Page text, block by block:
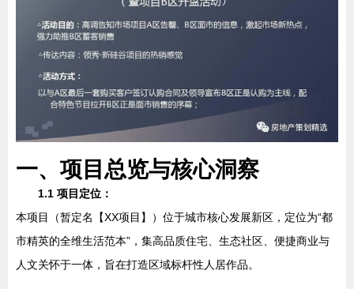
一、项目总览与核心洞察
1.1 项目定位：
本项目（暂定名【XX项目】）位于城市核心发展新区，定位为“都
市精英的全维生活范本”，集高品质住宅、生态社区、便捷商业与
人文关怀于一体，旨在打造区域标杆性人居作品。